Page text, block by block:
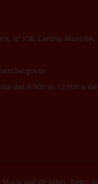
nº 138, Centro, Mairi/BA,
das 8:00h às 12:00h e
Municipal de Mairi. Todos